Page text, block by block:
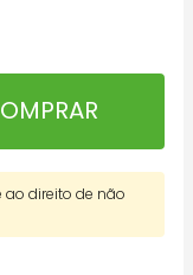
ao direito de não